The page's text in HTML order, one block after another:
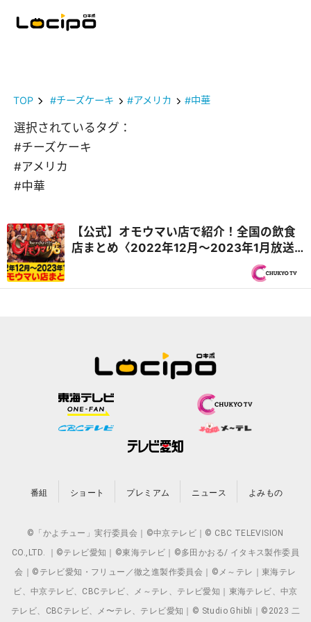
TOP #チーズケーキ #アメリカ #中華
選択されているタグ：
#チーズケーキ
#アメリカ
#中華
【公式】オモウマい店で紹介！全国の飲食
店まとめ〈2022年12月〜2023年1月放送
番組 ショート プレミアム ニュース よみもの
©「かよチュー」実行委員会｜©中京テレビ｜© CBC TELEVISION
CO.,LTD. ｜©テレビ愛知｜©東海テレビ｜©多田かおる/ イタキス製作委員
会｜©テレビ愛知・フリュー／徹之進製作委員会｜©メ～テレ｜東海テレ
ビ、中京テレビ、CBCテレビ、メ～テレ、テレビ愛知｜東海テレビ、中京
テレビ、CBCテレビ、メ〜テレ、テレビ愛知｜© Studio Ghibli｜©2023 二